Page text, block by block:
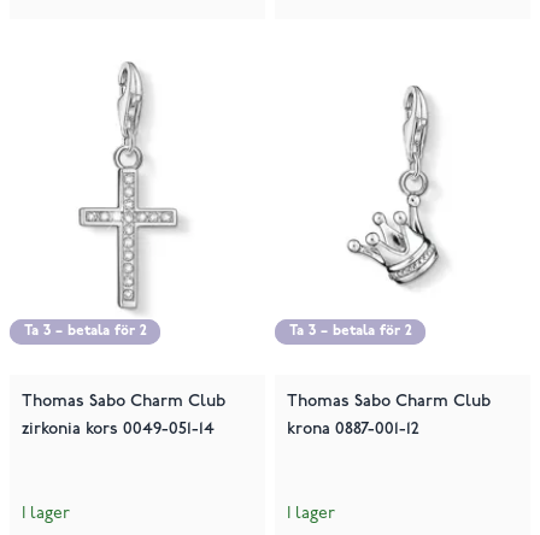
Ta 3 – betala för 2
Ta 3 – betala för 2
Thomas Sabo Charm Club
zirkonia kors 0049-051-14
I lager
Ta 3 – betala för 2
Ta 3 – betala för 2
Thomas Sabo Charm Club
krona 0887-001-12
I lager